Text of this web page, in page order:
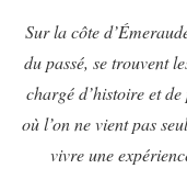
Sur la côte
du passé, se trouvent
chargé d’histoire et
où l’on ne vient pas
vivre une